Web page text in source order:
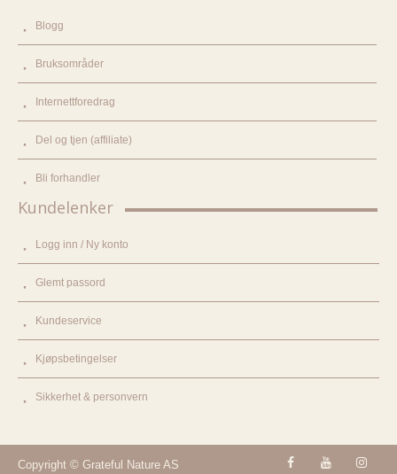
Blogg
Bruksområder
Internettforedrag
Del og tjen (affiliate)
Bli forhandler
Kundelenker
Logg inn / Ny konto
Glemt passord
Kundeservice
Kjøpsbetingelser
Sikkerhet & personvern
Copyright © Grateful Nature AS